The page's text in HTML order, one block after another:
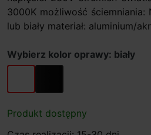
3000K możliwość
lub biały materiał: aluminium/
Wybierz kolor oprawy: biały
biały czarny
Produkt dostępny